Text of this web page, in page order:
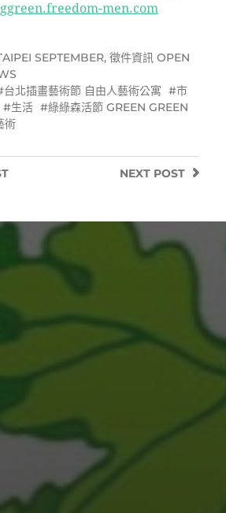
men.com
SEPTEMBER, 徵件資訊 OPEN
台北插畫藝術節 自由人藝術公寓
市
生活
綠綠森活節 GREEN GREEN
術
NEXT POST